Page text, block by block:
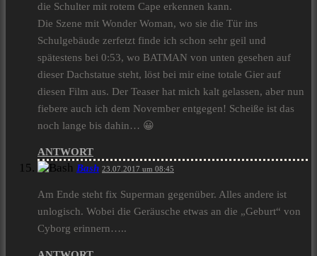
die Schulter mit rotem Cape erkennen kann.
Die Szene mit Wonder Woman, wo sie die Tür ins
Schulgebäude zerfetzt finde ich schon sehr geil und
spätestens bei 0:53, wo BATMAN von unten gesehen auf
dieser Dachstatue steht, löst bei mir eine totale Gier auf
diesen Film aus. Der Teaser hat mich kalt gelassen, aber nun
fiebere auch ich dem November entgegen! Scheiße ist das
noch lange bis dahin… 😀
ANTWORT
Bash 23.07.2017 um 08:45
Am Ende steht fix Superman gegenüber. Alles andere ist
unlogisch. Wobei die Geräusche etwas an die „Geburt“ von
Cyborg erinnern…..